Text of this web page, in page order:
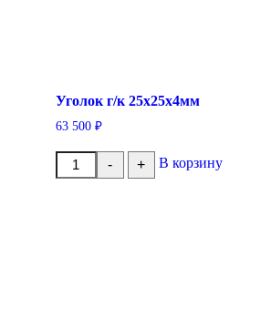
Уголок г/к 25x25x4мм
63 500 ₽
-
Количество
товара
+ В корзину